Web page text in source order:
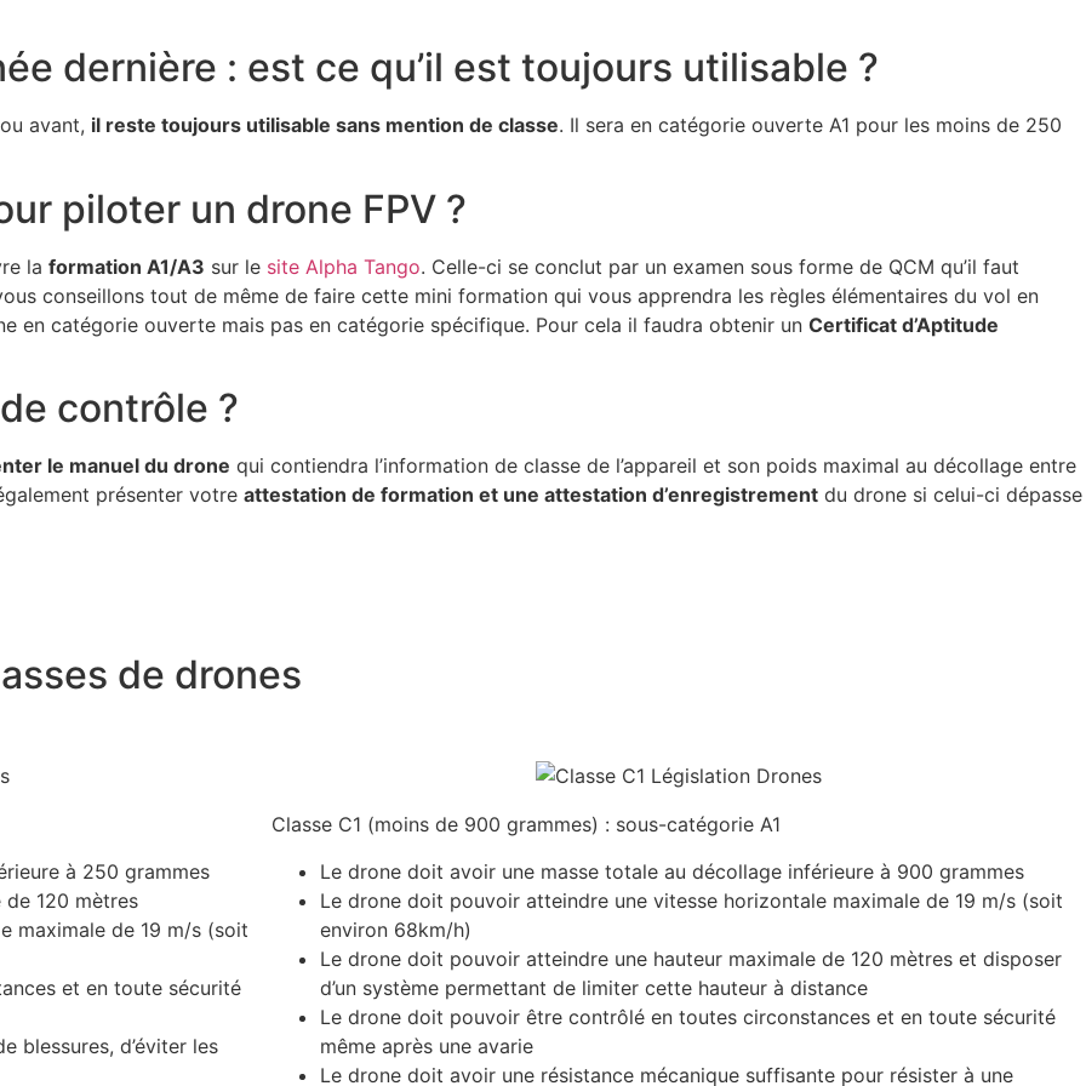
dernière : est ce qu’il est toujours utilisable ?
avant, il reste toujours utilisable sans mention de classe. Il sera en catégorie ouverte A1 pour les moins de 250
piloter un drone FPV ?
la formation A1/A3 sur le site Alpha Tango. Celle-ci se conclut par un examen sous forme de QCM qu’il faut
conseillons tout de même de faire cette mini formation qui vous apprendra les règles élémentaires du vol en
en catégorie ouverte mais pas en catégorie spécifique. Pour cela il faudra obtenir un Certificat d’Aptitude
contrôle ?
le manuel du drone qui contiendra l’information de classe de l’appareil et son poids maximal au décollage entre
présenter votre attestation de formation et une attestation d’enregistrement du drone si celui-ci dépasse
de drones
à 250 grammes
120 mètres
maximale de 19 m/s (soit
et en toute sécurité
blessures, d’éviter les
Classe C1 (moins de 900 grammes) : sous-catégorie A1
Le drone doit avoir une masse totale au décollage inférieure à 900 grammes
Le drone doit pouvoir atteindre une vitesse horizontale maximale de 19 m/s (soit
environ 68km/h)
Le drone doit pouvoir atteindre une hauteur maximale de 120 mètres et disposer
d’un système permettant de limiter cette hauteur à distance
Le drone doit pouvoir être contrôlé en toutes circonstances et en toute sécurité
même après une avarie
Le drone doit avoir une résistance mécanique suffisante pour résister à une